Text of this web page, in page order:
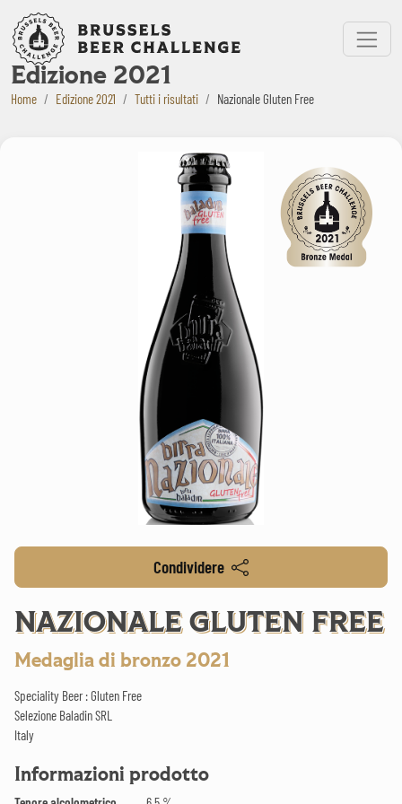
Bruxelles Beer Challenge
Menu
Edizione 2021
Home Edizione 2021 Tutti i risultati Nazionale Gluten Free
Condividere
NAZIONALE GLUTEN FREE
Medaglia di bronzo 2021
Speciality Beer : Gluten Free
Selezione Baladin SRL
Italy
Informazioni prodotto